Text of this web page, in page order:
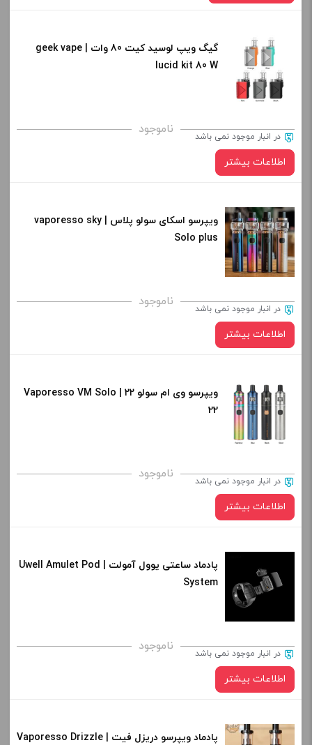
+
رنگ:
BLACK
برای فعال شدن سبد خرید و نمایش قیمت ، گزینه های محصول را
از کادر بالا انتخاب کنید.
افزودن به سبد خرید
گیگ ویپ لوسید کیت 80 وات | geek vape
lucid kit 80 W
ناموجود در انبار موجود نمی باشد
اطلاعات بیشتر
در حال حاضر این محصول در انبار موجود نیست و در دسترس نمی باشد.
ویپرسو اسکای سولو پلاس | vaporesso sky
Solo plus
ناموجود در انبار موجود نمی باشد
اطلاعات بیشتر
ویپرسو وی ام سولو ۲۲ | Vaporesso VM Solo
22
ناموجود در انبار موجود نمی باشد
اطلاعات بیشتر
پادماد ساعتی یوول آمولت | Uwell Amulet Pod
System
ناموجود در انبار موجود نمی باشد
اطلاعات بیشتر
پادماد ویپرسو دریزل فیت | Vaporesso Drizzle